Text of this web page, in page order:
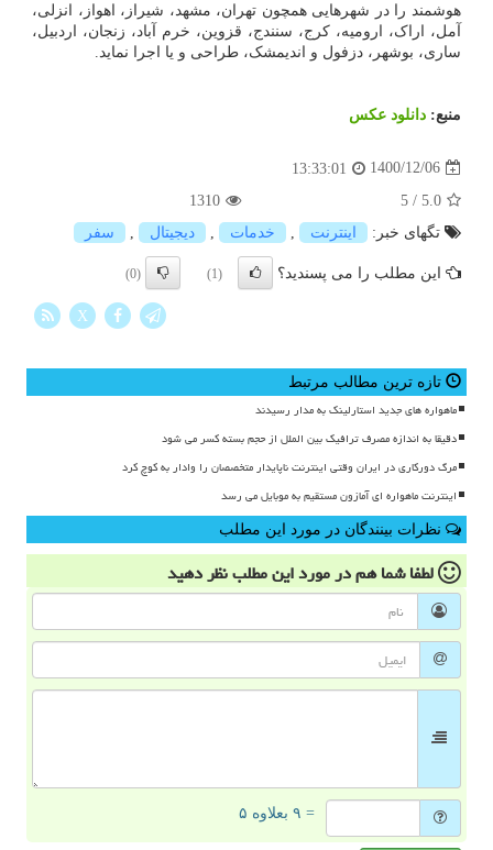
هوشمند را در شهرهایی همچون تهران، مشهد، شیراز، اهواز، انزلی،
آمل، اراک، ارومیه، کرج، سنندج، قزوین، خرم آباد، زنجان، اردبیل،
ساری، بوشهر، دزفول و اندیمشک، طراحی و یا اجرا نماید.
منبع: دانلود عكس
1400/12/06
13:33:01
5.0
/
5
1310
تگهای خبر:
اینترنت , خدمات , دیجیتال , سفر
این مطلب را می پسندید؟ (1)
(0)
X
تازه ترین مطالب مرتبط
ماهواره های جدید استارلینک به مدار رسیدند
دقیقا به اندازه مصرف ترافیک بین الملل از حجم بسته کسر می شود
مرگ دورکاری در ایران وقتی اینترنت ناپایدار متخصصان را وادار به کوچ کرد
اینترنت ماهواره ای آمازون مستقیم به موبایل می رسد
نظرات بینندگان در مورد این مطلب
لطفا شما همدر مورد این مطلبنظر دهید
= ۹ بعلاوه ۵